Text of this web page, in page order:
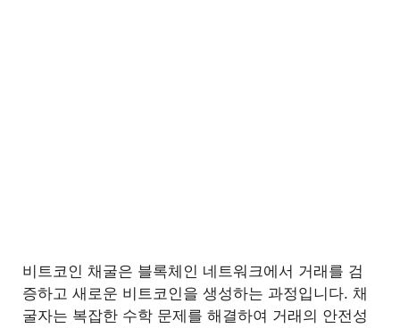
5.1 풀(Pool) 채굴의 장점
비트코인 채굴은 블록체인 네트워크에서 거래를 검
증하고 새로운 비트코인을 생성하는 과정입니다. 채
굴자는 복잡한 수학 문제를 해결하여 거래의 안전성